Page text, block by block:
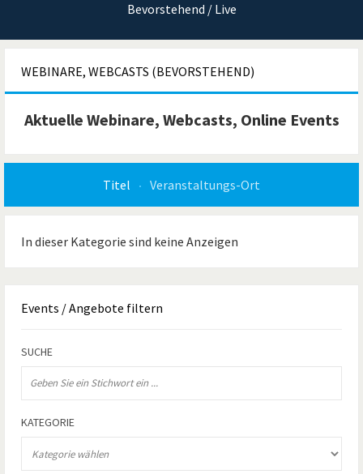
Bevorstehend / Live
WEBINARE, WEBCASTS (BEVORSTEHEND)
Aktuelle Webinare, Webcasts, Online Events
Titel Veranstaltungs-Ort
In dieser Kategorie sind keine Anzeigen
Events / Angebote filtern
SUCHE
KATEGORIE